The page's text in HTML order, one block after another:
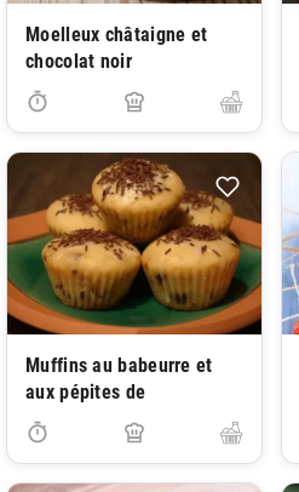
Moelleux châtaigne et
chocolat noir
Muffins au babeurre et
aux pépites de